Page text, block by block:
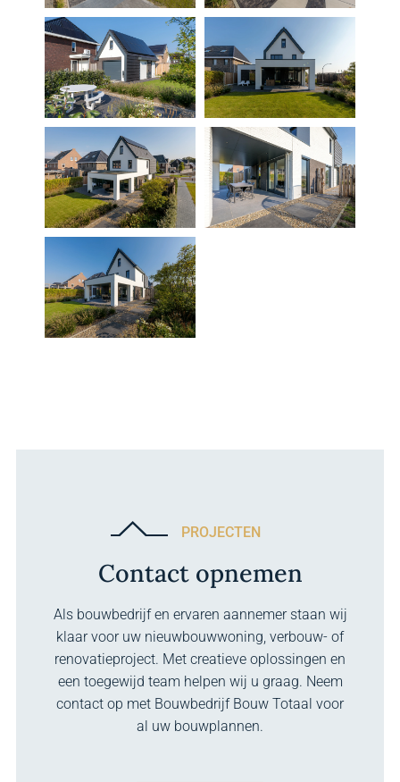
PROJECTEN
Contact opnemen
Als bouwbedrijf en ervaren aannemer staan wij
klaar voor uw nieuwbouwwoning, verbouw- of
renovatieproject. Met creatieve oplossingen en
een toegewijd team helpen wij u graag. Neem
contact op met Bouwbedrijf Bouw Totaal voor
al uw bouwplannen.